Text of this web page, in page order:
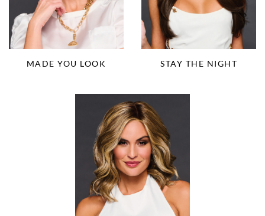
MADE YOU LOOK STAY THE NIGHT